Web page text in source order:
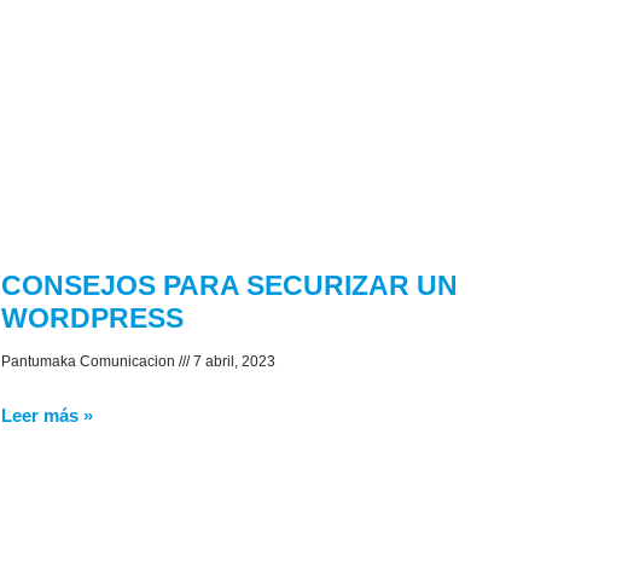
CONSEJOS PARA SECURIZAR UN
WORDPRESS
Pantumaka Comunicacion 7 abril, 2023
Leer más »